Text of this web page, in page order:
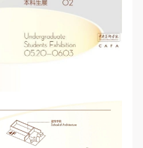
品）提交中央美术学院用
院可以以电子、网络及其
并同意编入《中国知识资
料库》《中央美术学院美
文献、档案机构和平台，
互联网上传播，同意按相
。
全免责协议书
品）提交中央美术学院用
院可以以电子、网络及其
并同意编入《中国知识资
料库》《中央美术学院美
文献、档案机构和平台，
互联网上传播，同意按相
。
全免责协议书
品）提交中央美术学院用
院可以以电子、网络及其
并同意编入《中国知识资
料库》《中央美术学院美
文献、档案机构和平台，
互联网上传播，同意按相
。
全免责协议书